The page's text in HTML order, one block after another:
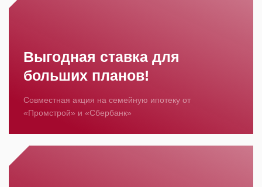
Выгодная ставка для
больших планов!
Совместная акция на семейную ипотеку от
«Промстрой» и «Сбербанк»